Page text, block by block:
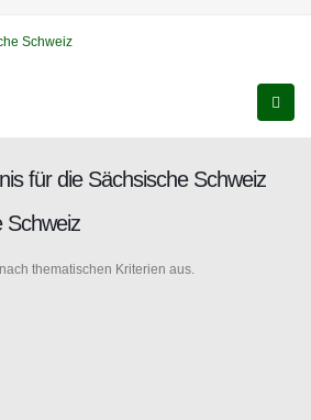
für die Sächsische Schweiz
Schweiz
thematischen Kriterien aus.